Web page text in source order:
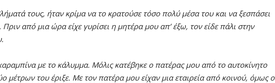
τους, ήταν κρίμα να το κρατούσε τόσο πολύ μέσα του και να ξεσπάσει
από μια ώρα είχε γυρίσει η μητέρα μου απ’ έξω, τον είδε πάλι στην
με το κάλυμμα. Μόλις κατέβηκε ο πατέρας μου από το αυτοκίνητο
μέτρων του έριξε. Με τον πατέρα μου είχαν μια εταιρεία από κοινού, όμως ο